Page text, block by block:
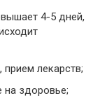
4-5 дней,
лекарств;
на здоровье;